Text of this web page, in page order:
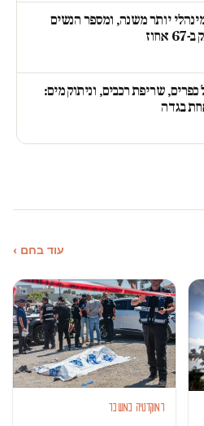
מינהלי יותר משנה, ומספר הנשים
שריפת רכבים, וניתוק מים:
עוד בחם ›
דמוקרטיה במשבר